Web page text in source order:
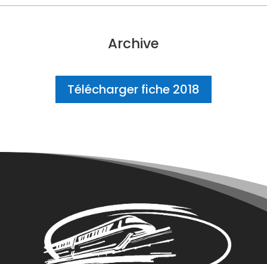
Archive
Télécharger fiche 2018